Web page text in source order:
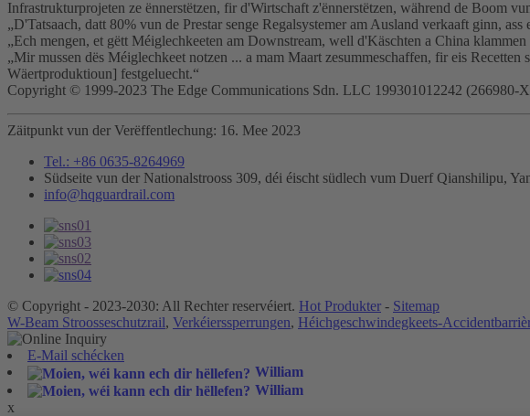
Infrastrukturprojeten ze ënnerstëtzen, fir d'Wirtschaft z'ënnerstëtzen, während de Boom
„D'Tatsaach, datt 80% vun de Prestar senge Regalsystemer am Ausland verkaaft ginn,
„Ech mengen, et gëtt Méiglechkeeten am Downstream, well d'Käschten a China
„Mir mussen dës Méiglechkeet notzen ... a mam Maart zesummeschaffen, fir eis
Wäertproduktioun] festgeluecht.“
Copyright © 1999-2023 The Edge Communications Sdn. LLC 199301012242 (266980-
Zäitpunkt vun der Verëffentlechung: 16. Mee 2023
Tel.: +86 0635-8264969
Südseite vun der Nationalstrooss 309, déi éischt südlech vum Duerf Qianshilipu,
info@hqguardrail.com
© Copyright - 2023-2030: All Rechter reservéiert. Hot Produkter - Sitemap
W-Beam Stroosseschutzrail, Verkéierssperrungen, Héichgeschwindegkeets-
E-Mail schécken
William
William
x